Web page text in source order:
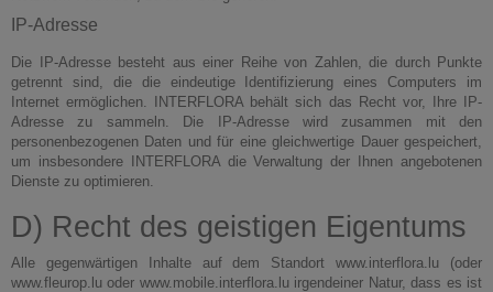
IP-Adresse
Die IP-Adresse besteht aus einer Reihe von Zahlen, die durch Punkte
getrennt sind, die die eindeutige Identifizierung eines Computers im
Internet ermöglichen. INTERFLORA behält sich das Recht vor, Ihre IP-
Adresse zu sammeln. Die IP-Adresse wird zusammen mit den
personenbezogenen Daten und für eine gleichwertige Dauer gespeichert,
um insbesondere INTERFLORA die Verwaltung der Ihnen angebotenen
Dienste zu optimieren.
D) Recht des geistigen Eigentums
Alle gegenwärtigen Inhalte auf dem Standort www.interflora.lu (oder
www.fleurop.lu oder www.mobile.interflora.lu irgendeiner Natur, dass es ist